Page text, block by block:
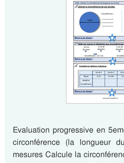
Evaluation progressive en
circonférence (la longueur
mesures Calcule la